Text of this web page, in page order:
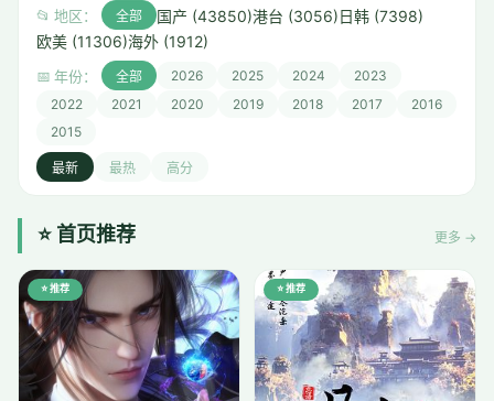
📂 地区： 全部 国产 (43850)港台 (3056)日韩 (7398)
欧美 (11306)海外 (1912)
📅 年份： 全部 2026 2025 2024
2023
2022
2021 2020 2019 2018 2017
2016
2015
最新 最热 高分
⭐ 首页推荐 更多 →
⭐ 推荐 ⭐ 推荐